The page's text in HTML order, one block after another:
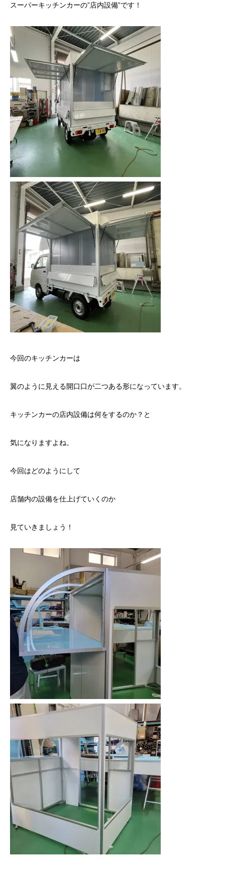
スーパーキッチンカーの”店内設備”です！
今回のキッチンカーは
翼のように見える開口口が二つある形になっています。
キッチンカーの店内設備は何をするのか？と
気になりますよね。
今回はどのようにして
店舗内の設備を仕上げていくのか
見ていきましょう！